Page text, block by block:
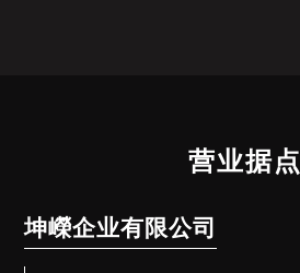
营业据点
坤嶸企业有限公司